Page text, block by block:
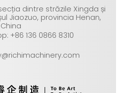
dintre străzile Xingda și
Jiaozuo, provincia Henan,
China
+86 136 0866 8310